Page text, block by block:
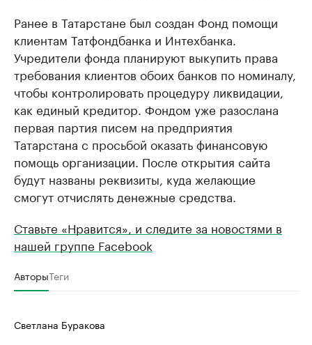
Ранее в Татарстане был создан Фонд помощи
клиентам Татфондбанка и Интехбанка.
Учредители фонда планируют выкупить права
требования клиентов обоих банков по номиналу,
чтобы контролировать процедуру ликвидации,
как единый кредитор. Фондом уже разослана
первая партия писем на предприятия
Татарстана с просьбой оказать финансовую
помощь организации. После открытия сайта
будут названы реквизиты, куда желающие
смогут отчислять денежные средства.
Ставьте «Нравится», и следите за новостями в
нашей группе Facebook
АвторыТеги
Светлана Буракова